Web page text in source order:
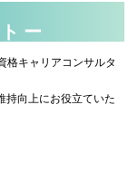
ー
格キャリアコンサルタ
持向上にお役立ていた